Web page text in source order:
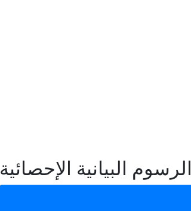
الرسوم البيانية الإحصائية